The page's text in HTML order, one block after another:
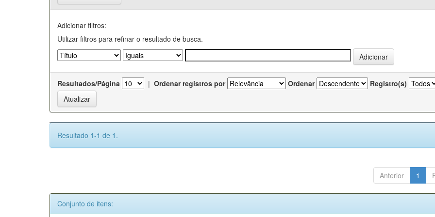
Adicionar filtros:
Utilizar filtros para refinar o resultado de busca.
Resultados/Página | Ordenar registros por Ordenar Registro(s)
Resultado 1-1 de 1.
Anterior 1
Conjunto de itens: